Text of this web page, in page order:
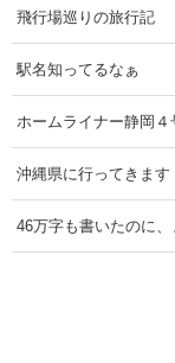
飛行場巡りの旅行記
駅名知ってるなぁ
ホームライナー静岡４
沖縄県に行ってきます
46万字も書いたのに